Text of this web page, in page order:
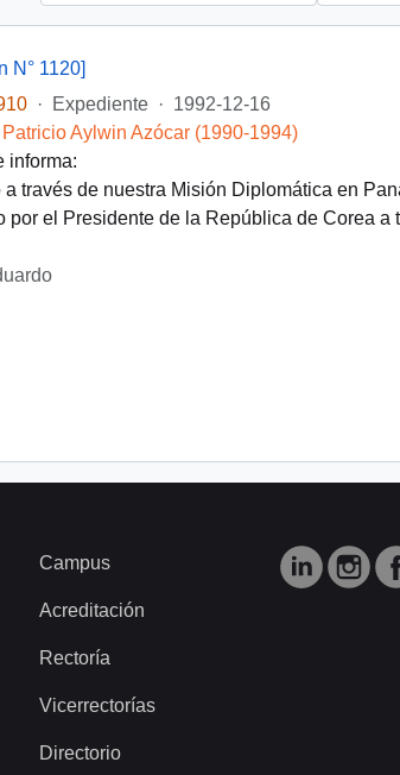
N° 1120]
· Expediente · 1992-12-16
Aylwin Azócar (1990-1994)
informa:
través de nuestra Misión Diplomática en
por el Presidente de la República de Corea a
Campus
Acreditación
Rectoría
Vicerrectorías
Directorio